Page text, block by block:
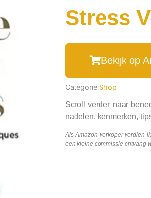
Stress
Bekijk op
Categorie Shop
Scroll verder naar
nadelen, kenmerken,
Als Amazon-verkoper verdien
een kleine commissie ontvang